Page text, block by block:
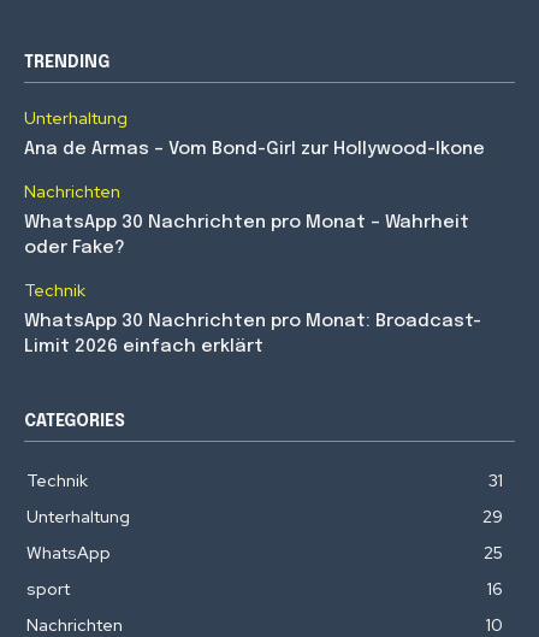
TRENDING
Unterhaltung
Ana de Armas – Vom Bond-Girl zur Hollywood-Ikone
Nachrichten
WhatsApp 30 Nachrichten pro Monat – Wahrheit
oder Fake?
Technik
WhatsApp 30 Nachrichten pro Monat: Broadcast-
Limit 2026 einfach erklärt
CATEGORIES
Technik
31
Unterhaltung
29
WhatsApp
25
sport
16
Nachrichten
10